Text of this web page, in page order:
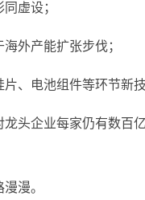
虚设；
外产能扩张步伐；
、电池组件等环节新
头企业每家仍有数百
漫。